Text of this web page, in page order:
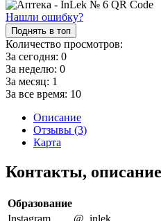
Нашли ошибку?
Поднять в топ
Количество просмотров:
За сегодня: 0
За неделю: 0
За месяц: 1
За все время: 10
Описание
Отзывы (3)
Карта
Контакты,
Образование
Instagram
@_inlek_